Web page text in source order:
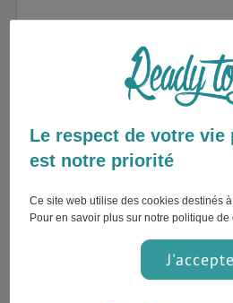
Le respect de votre vie
est notre priorité
Ce site web utilise des cookies destinés
Pour en savoir plus sur notre politique
J'accepte